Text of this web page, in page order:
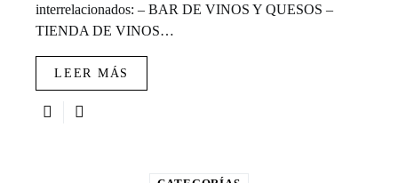
interrelacionados: – BAR DE VINOS Y QUESOS –
TIENDA DE VINOS…
LEER MÁS